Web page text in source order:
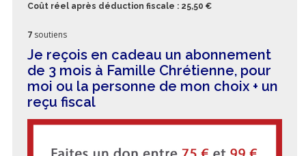
Coût réel après déduction fiscale : 25,50 €
7 soutiens
Je reçois en cadeau un abonnement
de 3 mois à Famille Chrétienne, pour
moi ou la personne de mon choix + un
reçu fiscal